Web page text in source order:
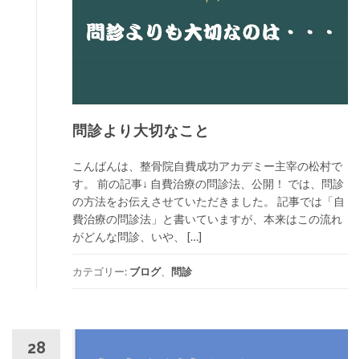
問診より大切なこと
こんばんは、整骨院自費成功アカデミー主宰の松村で
す。 前の記事↓ 自費治療の問診法、公開！ では、問診
の方法をお伝えさせていただきました。 記事では「自
費治療の問診法」と書いていますが、本来はこの流れ
がどんな問診、いや、 […]
カテゴリー: ブログ、 問診
28